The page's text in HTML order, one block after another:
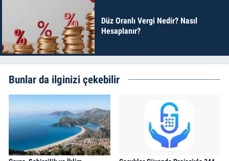
Düz Oranlı Vergi Nedir? Nasıl
Hesaplanır?
Bunlar da ilginizi çekebilir